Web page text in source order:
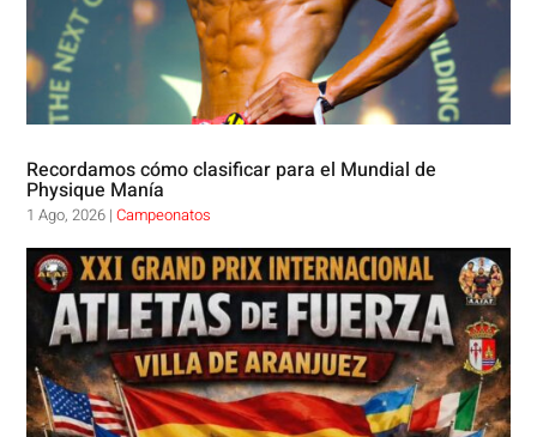
Recordamos cómo clasificar para el Mundial de
Physique Manía
1 Ago, 2026 |Campeonatos